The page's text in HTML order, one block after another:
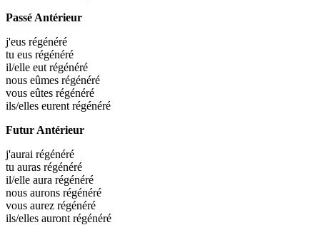
Passé Antérieur
j'eus régénéré
tu eus régénéré
il/elle eut régénéré
nous eûmes régénéré
vous eûtes régénéré
ils/elles eurent régénéré
Futur Antérieur
j'aurai régénéré
tu auras régénéré
il/elle aura régénéré
nous aurons régénéré
vous aurez régénéré
ils/elles auront régénéré